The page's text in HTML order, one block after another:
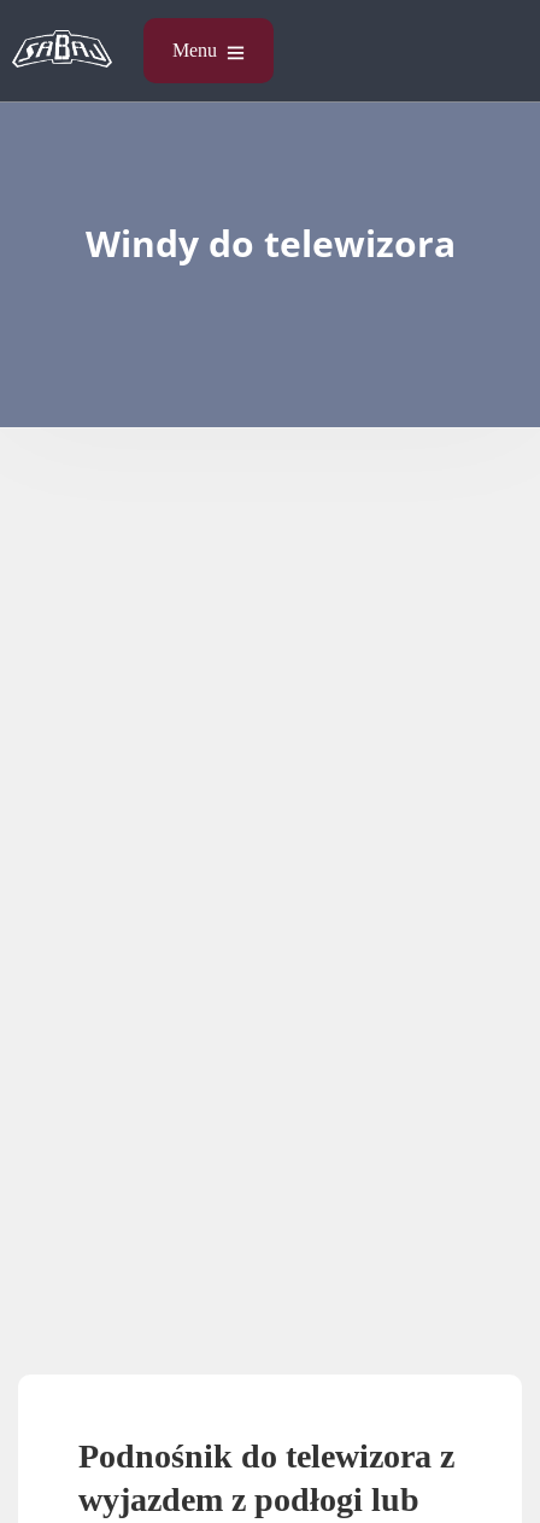
Windy do telewizora
Podnośnik do telewizora z
wyjazdem z podłogi lub